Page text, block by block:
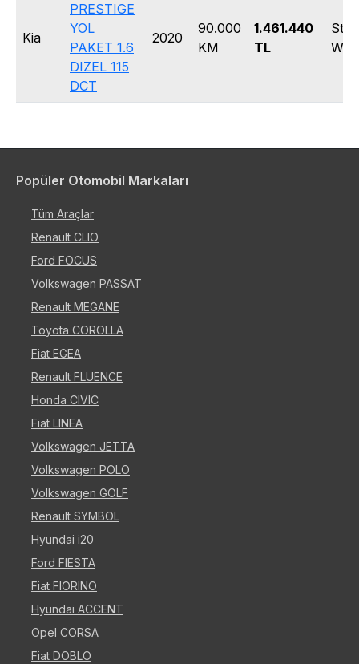
Kia
PRESTIGE
YOL
PAKET 1.6
DIZEL 115
DCT
2020
90.000
KM
1.461.440
TL
Popüler Otomobil Markaları
Tüm Araçlar
Renault CLIO
Ford FOCUS
Volkswagen PASSAT
Renault MEGANE
Toyota COROLLA
Fiat EGEA
Renault FLUENCE
Honda CIVIC
Fiat LINEA
Volkswagen JETTA
Volkswagen POLO
Volkswagen GOLF
Renault SYMBOL
Hyundai i20
Ford FIESTA
Fiat FIORINO
Hyundai ACCENT
Opel CORSA
Fiat DOBLO